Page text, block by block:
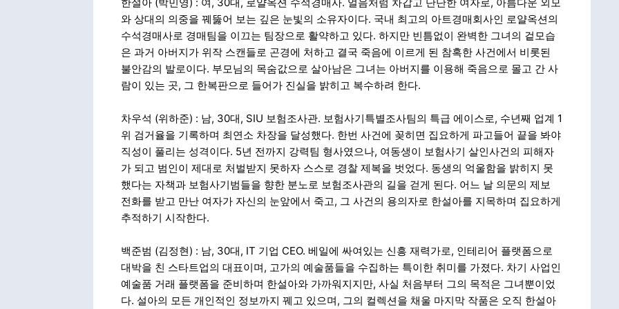
와 상대의 의중을 꿰뚫어 보는 깊은 눈빛의 소유자이다. 국내 최고의 아트경매회사인 로얄옥션의
수석경매사로 경매팀을 이끄는 팀장으로 활약하고 있다. 하지만 빈틈없이 완벽한 그녀의 겉모습
은 과거 아버지가 위작 스캔들로 곤경에 처하고 결국 죽음에 이르게 된 참혹한 사건에서 비롯된
불안감의 발로이다. 부모님의 목숨값으로 살아남은 그녀는 아버지를 이용해 죽음으로 몰고 간 사
람이 있는 곳, 그 한복판으로 들어가 진실을 밝히고 복수하려 한다.
차우석 (위하준) : 남, 30대, SIU 보험조사관. 보험사기특별조사팀의 특급 에이스로, 수년째 업계 1
위 검거율을 기록하며 최연소 차장을 달성했다. 한번 사건에 꽂히면 집요하게 파고들어 끝을 봐야
직성이 풀리는 성격이다. 5년 전까지 강력팀 형사였으나, 여동생이 보험사기 살인사건의 피해자
가 되고 범인이 제대로 처벌받지 못하자 스스로 경찰 제복을 벗었다. 동생의 억울함을 밝히지 못
했다는 자책과 보험사기범들을 향한 분노로 보험조사관의 길을 걷게 된다. 어느 날 의문의 제보
전화를 받고 만난 여자가 자신의 눈앞에서 죽고, 그 사건의 용의자로 한설아를 지목하며 집요하게
추적하기 시작한다.
백준범 (김정현) : 남, 30대, IT 기업 CEO. 베일에 싸여있는 신흥 재력가로, 인테리어 플랫폼으로
대박을 친 스타트업의 대표이며, 고가의 예술품들을 수집하는 특이한 취미를 가졌다. 차기 사업인
예술품 거래 플랫폼을 준비하며 한설아와 가까워지지만, 사실 처음부터 그의 목적은 그녀뿐이었
다. 설아의 모든 개인적인 정보까지 꿰고 있으며, 그의 컬렉션을 채울 마지막 작품은 오직 한설아